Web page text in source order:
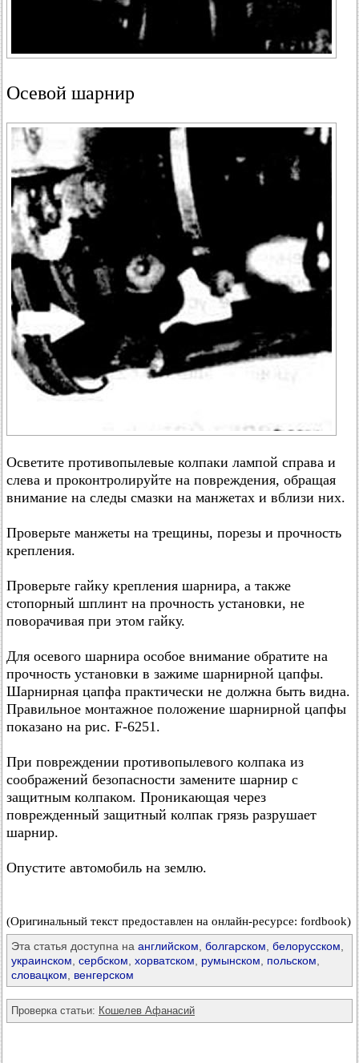
Осевой шарнир
Осветите противопылевые колпаки лампой справа и
слева и проконтролируйте на повреждения, обращая
внимание на следы смазки на манжетах и вблизи них.
Проверьте манжеты на трещины, порезы и прочность
крепления.
Проверьте гайку крепления шарнира, а также
стопорный шплинт на прочность установки, не
поворачивая при этом гайку.
Для осевого шарнира особое внимание обратите на
прочность установки в зажиме шарнирной цапфы.
Шарнирная цапфа практически не должна быть видна.
Правильное монтажное положение шарнирной цапфы
показано на рис. F-6251.
При повреждении противопылевого колпака из
соображений безопасности замените шарнир с
защитным колпаком. Проникающая через
поврежденный защитный колпак грязь разрушает
шарнир.
Опустите автомобиль на землю.
(Оригинальный текст предоставлен на онлайн-ресурсе: fordbook)
Эта статья доступна на английском болгарском белорусском
украинском сербском хорватском румынском польском
словацком
венгерском
Проверка статьи: Кошелев Афанасий